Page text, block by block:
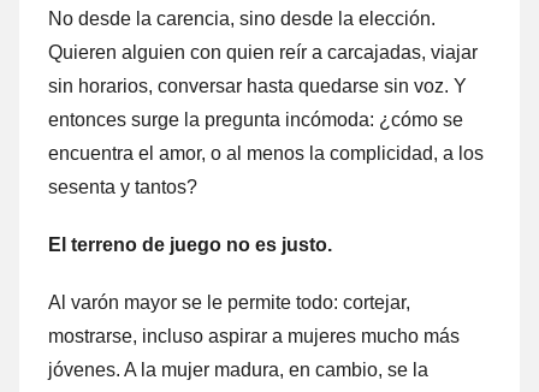
No desde la carencia, sino desde la elección.
Quieren alguien con quien reír a carcajadas, viajar
sin horarios, conversar hasta quedarse sin voz. Y
entonces surge la pregunta incómoda: ¿cómo se
encuentra el amor, o al menos la complicidad, a los
sesenta y tantos?
El terreno de juego no es justo.
Al varón mayor se le permite todo: cortejar,
mostrarse, incluso aspirar a mujeres mucho más
jóvenes. A la mujer madura, en cambio, se la